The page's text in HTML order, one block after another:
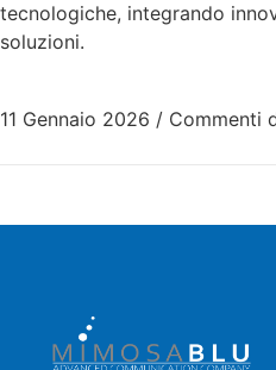
tecnologiche, integrando
soluzioni.
11 Gennaio 2026 / Commenti